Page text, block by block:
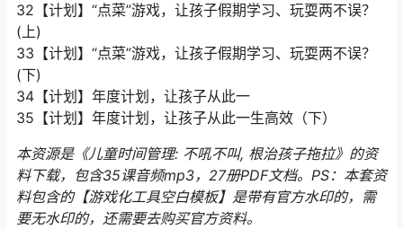
32【计划】“点菜”游戏，让孩子假期学习、玩耍两不误？
(上)
33【计划】“点菜”游戏，让孩子假期学习、玩耍两不误？
(下)
34【计划】年度计划，让孩子从此一
35【计划】年度计划，让孩子从此一生高效（下）
本资源是《儿童时间管理: 不吼不叫, 根治孩子拖拉》的资
料下载，包含35课音频mp3，27册PDF文档。PS：本套资
料包含的【游戏化工具空白模板】是带有官方水印的，需
要无水印的，还需要去购买官方资料。